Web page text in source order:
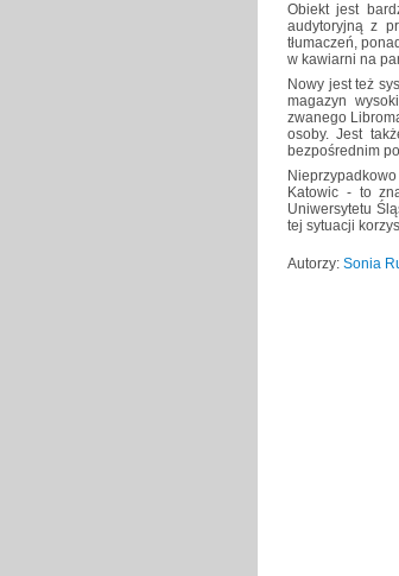
Obiekt jest
audytoryjną z
tłumaczeń,
w kawiarni na
Nowy jest też
magazyn
zwanego
osoby. Jest
bezpośrednim
Katowic - to
Uniwersytetu
tej sytuacji
Autorzy: Sonia